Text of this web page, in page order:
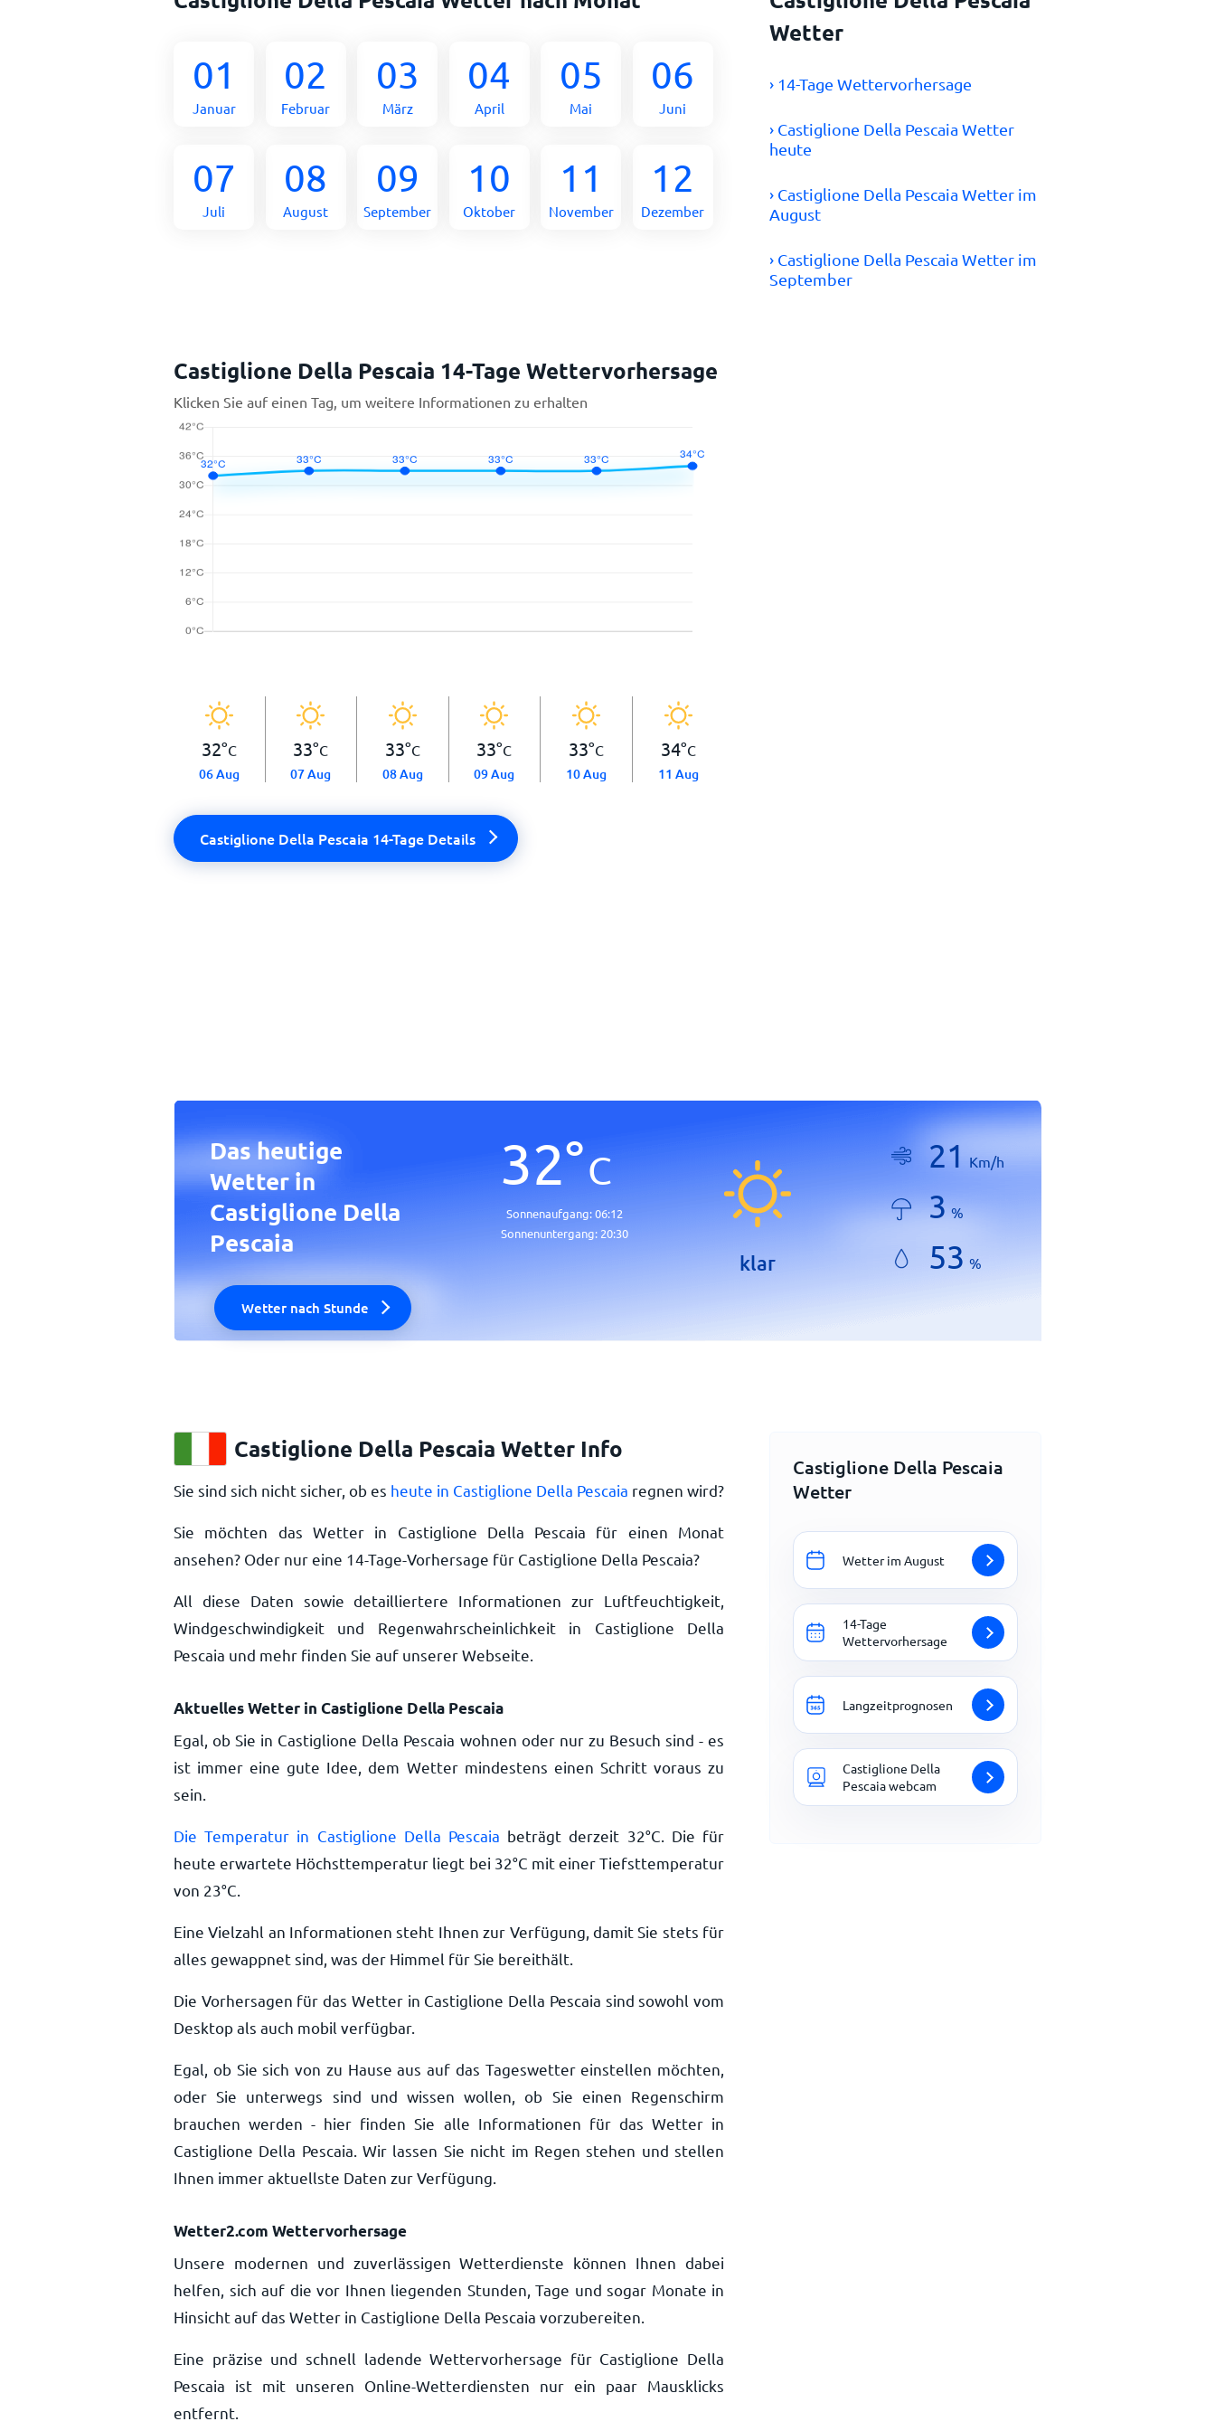
01
Januar
02
Februar
03
März
04
April
05
Mai
06
Juni
07
Juli
08
August
09
September
10
Oktober
11
November
12
Dezember
Wetter
› 14-Tage Wettervorhersage
› Castiglione Della Pescaia Wetter
heute
› Castiglione Della Pescaia Wetter im
August
› Castiglione Della Pescaia Wetter im
September
Castiglione Della Pescaia 14-Tage Wettervorhersage
Klicken Sie auf einen Tag, um weitere Informationen zu erhalten
32°C
06 Aug
33°C
07 Aug
33°C
08 Aug
33°C
09 Aug
33°C
10 Aug
34°C
11 Aug
Castiglione Della Pescaia 14-Tage Details
Das heutige
Wetter in
Castiglione Della
Pescaia
Wetter nach Stunde
32°C
Sonnenaufgang:06:12
Sonnenuntergang: 20:30
klar
21 Km/h
3 %
53 %
Castiglione Della Pescaia Wetter Info
Sie sind sich nicht sicher, ob es heute in Castiglione Della Pescaia regnen wird?
Sie möchten das Wetter in Castiglione Della Pescaia für einen Monat
ansehen? Oder nur eine 14-Tage-Vorhersage für Castiglione Della Pescaia?
All diese Daten sowie detailliertere Informationen zur Luftfeuchtigkeit,
Windgeschwindigkeit und Regenwahrscheinlichkeit in Castiglione Della
Pescaia und mehr finden Sie auf unserer Webseite.
Aktuelles Wetter in Castiglione Della Pescaia
Egal, ob Sie in Castiglione Della Pescaia wohnen oder nur zu Besuch sind - es
ist immer eine gute Idee, dem Wetter mindestens einen Schritt voraus zu
sein.
Die Temperatur in Castiglione Della Pescaia beträgt derzeit 32°C . Die für
heute erwartete Höchsttemperatur liegt bei 32°C mit einer Tiefsttemperatur
von 23°C
Eine Vielzahl an Informationen steht Ihnen zur Verfügung, damit Sie stets für
alles gewappnet sind, was der Himmel für Sie bereithält.
Die Vorhersagen für das Wetter in Castiglione Della Pescaia sind sowohl vom
Desktop als auch mobil verfügbar.
Egal, ob Sie sich von zu Hause aus auf das Tageswetter einstellen möchten,
oder Sie unterwegs sind und wissen wollen, ob Sie einen Regenschirm
brauchen werden - hier finden Sie alle Informationen für das Wetter in
Castiglione Della Pescaia. Wir lassen Sie nicht im Regen stehen und stellen
Ihnen immer aktuellste Daten zur Verfügung.
Wetter2.com Wettervorhersage
Unsere modernen und zuverlässigen Wetterdienste können Ihnen dabei
helfen, sich auf die vor Ihnen liegenden Stunden, Tage und sogar Monate in
Hinsicht auf das Wetter in Castiglione Della Pescaia vorzubereiten.
Eine präzise und schnell ladende Wettervorhersage für Castiglione Della
Pescaia ist mit unseren Online-Wetterdiensten nur ein paar Mausklicks
entfernt.
Castiglione Della Pescaia
Wetter
Wetter im August
14-Tage
Wettervorhersage
Langzeitprognosen
Castiglione Della
Pescaia webcam